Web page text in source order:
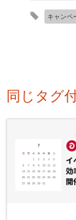
キャンペ
同じタグ